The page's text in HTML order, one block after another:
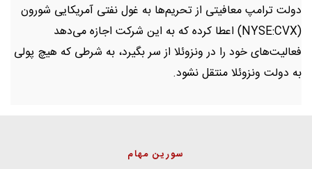
دولت ترامپ معافیتی از تحریم‌ها به غول نفتی آمریکایی شورون
(NYSE:CVX) اعطا کرده که به این شرکت اجازه می‌دهد
فعالیت‌های خود را در ونزوئلا از سر بگیرد، به شرطی که هیچ پولی
به دولت ونزوئلا منتقل نشود.
سورین مهام